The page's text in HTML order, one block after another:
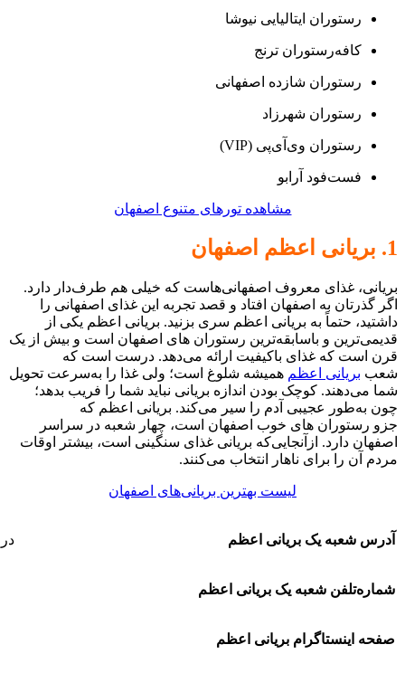
رستوران ایتالیایی نیوشا
کافه‌رستوران ترنج
رستوران شازده اصفهانی
رستوران شهرزاد
رستوران وی‌آی‌پی (VIP)
فست‌فود آرابو
مشاهده تورهای متنوع اصفهان
1. بریانی اعظم اصفهان
بریانی، غذای معروف اصفهانی‌هاست که خیلی هم طرف‌دار دارد.
اگر گذرتان به اصفهان افتاد و قصد تجربه این غذای اصفهانی را
داشتید، حتماً به بریانی اعظم سری بزنید. بریانی اعظم یکی از
قدیمی‌ترین و باسابقه‌ترین رستوران‌ های اصفهان است و بیش از یک
قرن است که غذای باکیفیت ارائه می‌دهد. درست است که
شعب بریانی اعظم همیشه شلوغ است؛ ولی غذا را به‌سرعت تحویل
شما می‌دهند. کوچک بودن اندازه بریانی نباید شما را فریب بدهد؛
چون به‌طور عجیبی آدم را سیر می‌کند. بریانی اعظم که
جزو رستوران های خوب اصفهان است، چهار شعبه در سراسر
اصفهان دارد. ازآنجایی‌که بریانی غذای سنگینی است، بیشتر اوقات
مردم آن‌ را برای ناهار انتخاب می‌کنند.
لیست بهترین بریانی‌های اصفهان
آدرس شعبه یک بریانی اعظم
شماره‌تلفن شعبه یک بریانی اعظم
صفحه اینستاگرام بریانی اعظم